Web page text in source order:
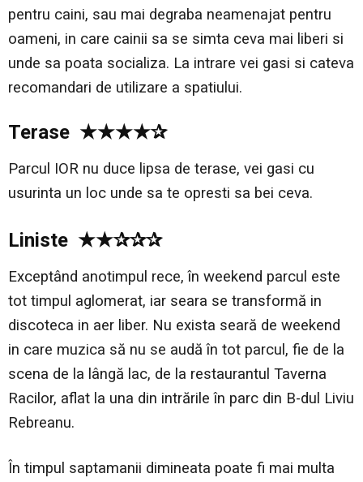
pentru caini, sau mai degraba neamenajat pentru
oameni, in care cainii sa se simta ceva mai liberi si
unde sa poata socializa. La intrare vei gasi si cateva
recomandari de utilizare a spatiului.
Terase ★★★★✰
Parcul IOR nu duce lipsa de terase, vei gasi cu
usurinta un loc unde sa te opresti sa bei ceva.
Liniste ★★✰✰✰
Exceptând anotimpul rece, în weekend parcul este
tot timpul aglomerat, iar seara se transformă in
discoteca in aer liber. Nu exista seară de weekend
in care muzica să nu se audă în tot parcul, fie de la
scena de la lângă lac, de la restaurantul Taverna
Racilor, aflat la una din intrările în parc din B-dul Liviu
Rebreanu.
În timpul saptamanii dimineata poate fi mai multa